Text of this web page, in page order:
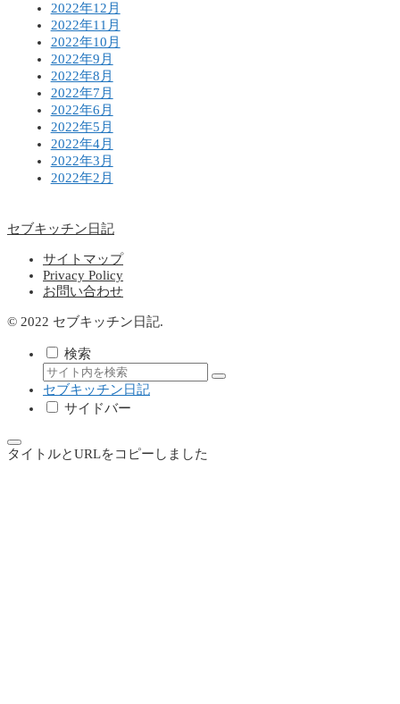
2022年12月
2022年11月
2022年10月
2022年9月
2022年8月
2022年7月
2022年6月
2022年5月
2022年4月
2022年3月
2022年2月
セブキッチン日記
サイトマップ
Privacy Policy
お問い合わせ
© 2022 セブキッチン日記.
検索
セブキッチン日記
サイドバー
タイトルとURLをコピーしました